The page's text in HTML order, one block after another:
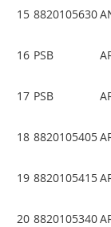
15 8820105630
16 PSB
17 PSB
18 8820105405
19 8820105415
20 8820105340